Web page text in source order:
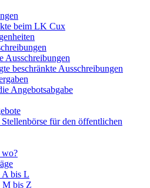
beim LK Cux
Ausschreibungen
beschränkte Ausschreibungen
Angebotsabgabe
für den öffentlichen
wo?
A bis L
M bis Z